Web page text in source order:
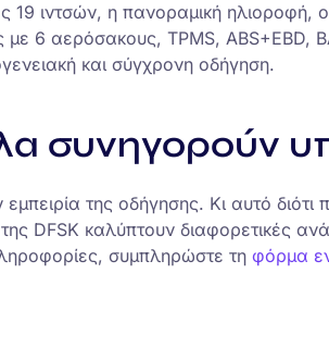
19 ιντσών, η πανοραμική
6 αερόσακους, TPMS, ABS+EBD,
και σύγχρονη οδήγηση.
συνηγορούν
της οδήγησης. Κι αυτό
DFSK καλύπτουν διαφορετικές
συμπληρώστε τη φόρμα